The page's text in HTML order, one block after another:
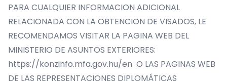
PARA CUALQUIER INFORMACION ADICIONAL
RELACIONADA CON LA OBTENCION DE VISADOS, LE
RECOMENDAMOS VISITAR LA PAGINA WEB DEL
MINISTERIO DE ASUNTOS EXTERIORES:
https://konzinfo.mfa.gov.hu/en O LAS PAGINAS WEB
DE LAS REPRESENTACIONES DIPLOMÁTICAS